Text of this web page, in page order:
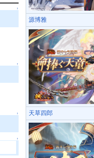
↑
↑
↑
↑
源博雅
天草四郎